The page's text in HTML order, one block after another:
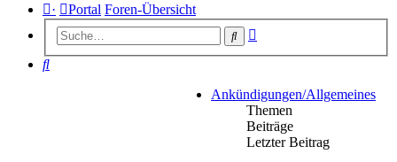
· Portal Foren-Übersicht
Suche
Suche
Ankündigungen/Allgemeines
Themen
Beiträge
Letzter Beitrag